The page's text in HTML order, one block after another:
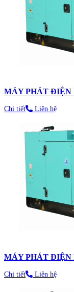
MÁY PHÁT ĐIỆN
Chi tiết Liên hệ
MÁY PHÁT ĐIỆN
Chi tiết Liên hệ